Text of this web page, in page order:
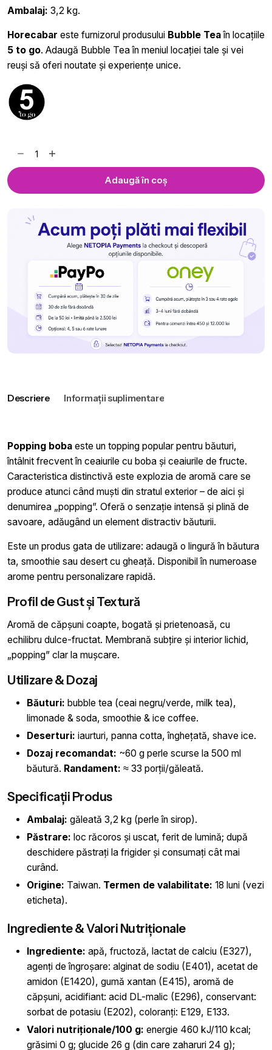
Ambalaj: 3,2 kg.
Horecabar este furnizorul produsului Bubble Teaîn locațiile
5 to go. Adaugă Bubble Tea în meniul locației tale și vei
reuși să oferi noutate și experiențe unice.
Tea
Căpșuni
Adaugă în coș
Descriere Informații suplimentare
Popping boba este un topping popular pentru băuturi,
întâlnit frecvent în ceaiurile cu boba și ceaiurile de fructe.
Caracteristica distinctivă este explozia de aromă care se
produce atunci când muști din stratul exterior – de aici și
denumirea „popping”. Oferă o senzație intensă și plină de
savoare, adăugând un element distractiv băuturii.
Este un produs gata de utilizare: adaugă o lingură în băutura
ta, smoothie sau desert cu gheață. Disponibil în numeroase
arome pentru personalizare rapidă.
Profil de Gust și Textură
Aromă de căpșuni coapte, bogată și prietenoasă, cu
echilibru dulce-fructat. Membrană subțire și interior lichid,
„popping” clar la mușcare.
Utilizare & Dozaj
Băuturi: bubble tea (ceai negru/verde, milk tea),
limonade & soda, smoothie & ice coffee.
Deserturi: iaurturi, panna cotta, înghețată, shave ice.
Dozaj recomandat: ~60 g perle scurse la 500 ml
băutură. Randament: ≈ 33 porții/găleată.
Specificații Produs
Ambalaj: găleată 3,2 kg (perle în sirop).
Păstrare: loc răcoros și uscat, ferit de lumină; după
deschidere păstrați la frigider și consumați cât mai
curând.
Origine: Taiwan. Termen de valabilitate: 18 luni (vezi
eticheta).
Ingrediente & Valori Nutriționale
Ingrediente: apă, fructoză, lactat de calciu (E327),
agenți de îngroșare: alginat de sodiu (E401), acetat de
amidon (E1420), gumă xantan (E415), aromă de
căpșuni, acidifiant: acid DL-malic (E296), conservant:
sorbat de potasiu (E202), coloranți: E129, E133.
Valori nutriționale/100 g: energie 460 kJ/110 kcal;
grăsimi 0 g; glucide 26 g (din care zaharuri 24 g);